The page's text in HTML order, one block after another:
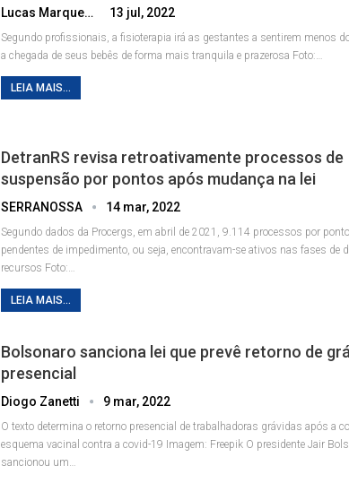
Lucas Marques 13 jul, 2022
Segundo profissionais, a fisioterapia irá as gestantes a sentirem menos
a chegada de seus bebês de forma mais tranquila e prazerosa Foto:
LEIA MAIS...
DetranRS revisa retroativamente processos de
suspensão por pontos após mudança na lei
SERRANOSSA 14 mar, 2022
Segundo dados da Procergs, em abril de 2021, 9.114 processos por
pendentes de impedimento, ou seja, encontravam-se ativos nas fases de
recursos Foto:
LEIA MAIS...
Bolsonaro sanciona lei que prevê retorno de
presencial
Diogo Zanetti 9 mar, 2022
O texto determina o retorno presencial de trabalhadoras grávidas após a
esquema vacinal contra a covid-19 Imagem: Freepik O presidente Jair
sancionou um